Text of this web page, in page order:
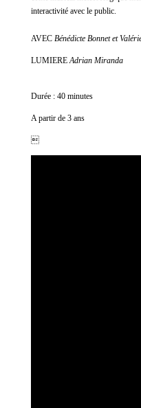
interactivité avec le public.
AVECBénédicte Bonnet et
LUMIEREAdrian Miranda
Durée : 40 minutes
A partir de 3 ans
